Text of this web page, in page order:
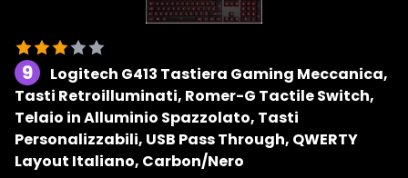
9
Logitech G413 Tastiera Gaming Meccanica,
Tasti Retroilluminati, Romer-G Tactile Switch,
Telaio in Alluminio Spazzolato, Tasti
Personalizzabili, USB Pass Through, QWERTY
Layout Italiano, Carbon/Nero